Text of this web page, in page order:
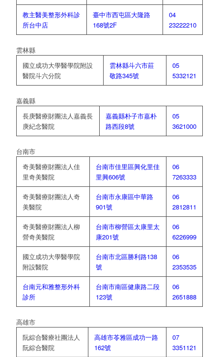
教主醫美整形外科診
所台中店
臺中市西屯區大隆路
168號2F
04
23222210
雲林縣
國立成功大學醫學院附設
醫院斗六分院
雲林縣斗六市莊
敬路345號
05
5332121
嘉義縣
長庚醫療財團法人嘉義長
庚紀念醫院
嘉義縣朴子市嘉朴
路西段8號
05
3621000
台南市
奇美醫療財團法人佳
里奇美醫院
台南市佳里區興化里佳
里興606號
06
7263333
奇美醫療財團法人奇
美醫院
台南市永康區中華路
901號
06
2812811
奇美醫療財團法人柳
營奇美醫院
台南市柳營區太康里太
康201號
06
6226999
國立成功大學醫學院
附設醫院
台南市北區勝利路138
號
06
2353535
台南元和雅整形外科
診所
台南市南區健康路二段
123號
06
2651888
高雄市
阮綜合醫療社團法人
阮綜合醫院
高雄市苓雅區成功一路
162號
07
3351121